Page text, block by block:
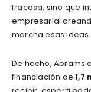
fracasa, sino que
empresarial
marcha esas
De hecho, Abrams
financiación de1,7